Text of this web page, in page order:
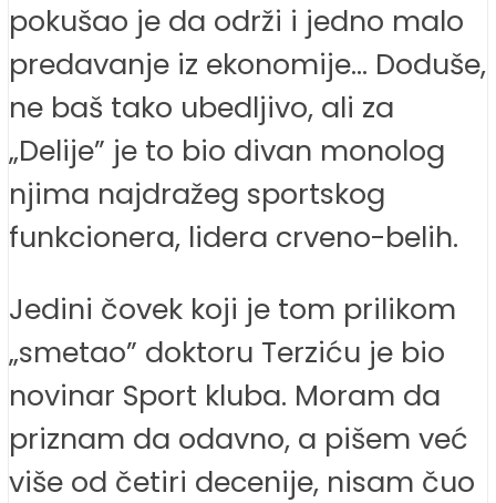
pokušao je da održi i jedno malo
predavanje iz ekonomije… Doduše,
ne baš tako ubedljivo, ali za
„Delije” je to bio divan monolog
njima najdražeg sportskog
funkcionera, lidera crveno-belih.
Jedini čovek koji je tom prilikom
„smetao” doktoru Terziću je bio
novinar Sport kluba. Moram da
priznam da odavno, a pišem već
više od četiri decenije, nisam čuo